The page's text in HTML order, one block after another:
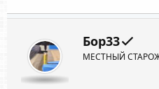
Бор33
МЕСТНЫЙ